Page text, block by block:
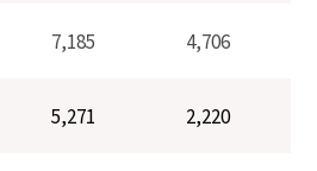
7,185 4,706
5,271 2,220